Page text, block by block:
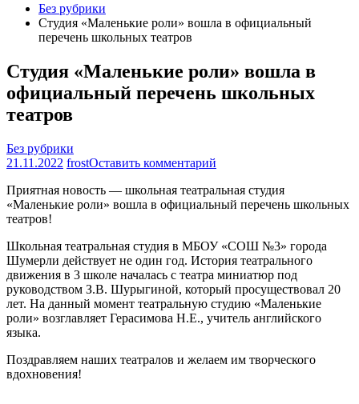
Без рубрики
Студия «Маленькие роли» вошла в официальный
перечень школьных театров
Студия «Маленькие роли» вошла в
официальный перечень школьных
театров
Без рубрики
21.11.2022 frostОставить комментарий
«Маленькие
роли»
официальный
перечень
школьных
театров
Приятная новость — школьная театральная студия
«Маленькие роли» вошла в официальный перечень школьных
театров!
Школьная театральная студия в МБОУ «СОШ №3» города
Шумерли действует не один год. История театрального
движения в 3 школе началась с театра миниатюр под
руководством З.В. Шурыгиной, который просуществовал 20
лет. На данный момент театральную студию «Маленькие
роли» возглавляет Герасимова Н.Е., учитель английского
языка.
Поздравляем наших театралов и желаем им творческого
вдохновения!